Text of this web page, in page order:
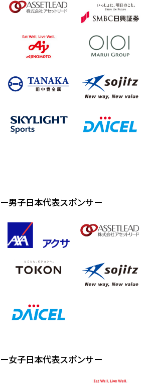
男子日本代表スポンサー
女子日本代表スポンサー